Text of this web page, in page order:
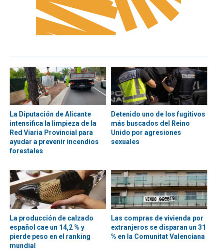
La Diputación de Alicante
intensifica la limpieza de la
Red Viaria Provincial para
ayudar a prevenir incendios
forestales
Detenido uno de los fugitivos
más buscados del Reino
Unido por agresiones
sexuales
La producción de calzado
español cae un 14,2 % y
pierde peso en el ranking
mundial
Las compras de vivienda por
extranjeros se disparan un 31
% en la Comunitat Valenciana